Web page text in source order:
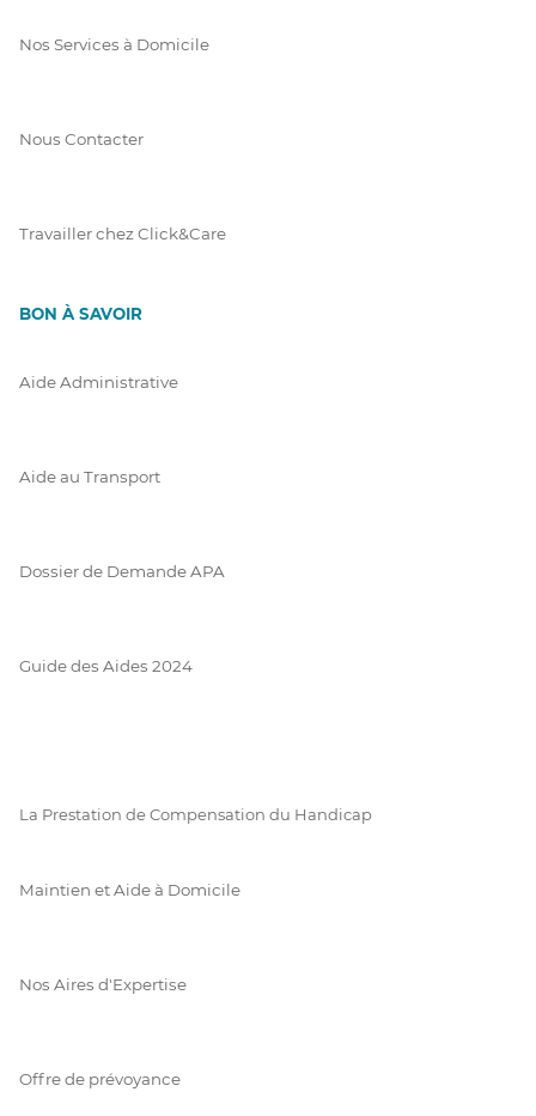
Nos Services à Domicile
Nous Contacter
Travailler chez Click&Care
BON À SAVOIR
Aide Administrative
Aide au Transport
Dossier de Demande APA
Guide des Aides 2024
La Prestation de Compensation du Handicap
Maintien et Aide à Domicile
Nos Aires d'Expertise
Offre de prévoyance